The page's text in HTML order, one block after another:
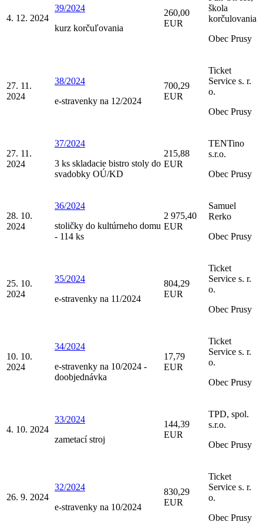
4. 12. 2024
39/2024
kurz korčuľovania
260,00
EUR
škola
korčulovania
Obec Prusy
27. 11.
2024
38/2024
e-stravenky na 12/2024
700,29
EUR
Ticket
Service s. r.
o.
Obec Prusy
27. 11.
2024
37/2024
3 ks skladacie bistro stoly do
svadobky OÚ/KD
215,88
EUR
TENTino
s.r.o.
Obec Prusy
28. 10.
2024
36/2024
stoličky do kultúrneho domu
- 114 ks
2 975,40
EUR
Samuel
Rerko
Obec Prusy
25. 10.
2024
35/2024
e-stravenky na 11/2024
804,29
EUR
Ticket
Service s. r.
o.
Obec Prusy
10. 10.
2024
34/2024
e-stravenky na 10/2024 -
doobjednávka
17,79
EUR
Ticket
Service s. r.
o.
Obec Prusy
4. 10. 2024
33/2024
zametací stroj
144,39
EUR
TPD, spol.
s.r.o.
Obec Prusy
26. 9. 2024
32/2024
e-stravenky na 10/2024
830,29
EUR
Ticket
Service s. r.
o.
Obec Prusy